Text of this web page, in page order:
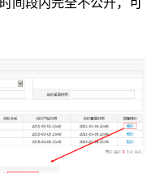
时间段内完全不公开，可